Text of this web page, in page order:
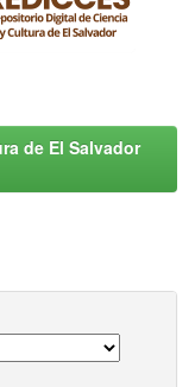
de El Salvador